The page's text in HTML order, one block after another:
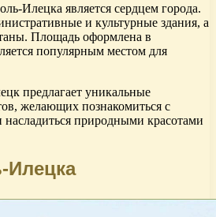
Илецка является сердцем города.
и культурные здания, а
Площадь оформлена в
популярным местом для
предлагает уникальные
желающих познакомиться с
природными красотами
Илецка